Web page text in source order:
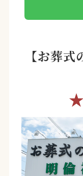
【お葬